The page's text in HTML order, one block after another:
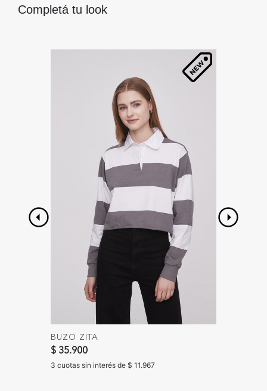
Completá tu look
BUZO ZITA
$ 35.900
3 cuotas sin interés de $ 11.967